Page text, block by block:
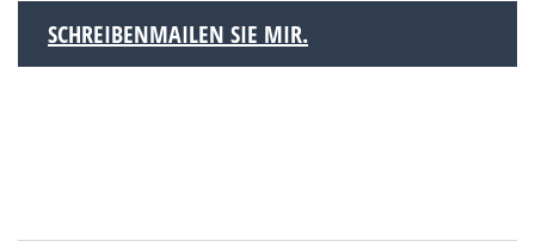
SCHREIBENMAILEN SIE MIR.